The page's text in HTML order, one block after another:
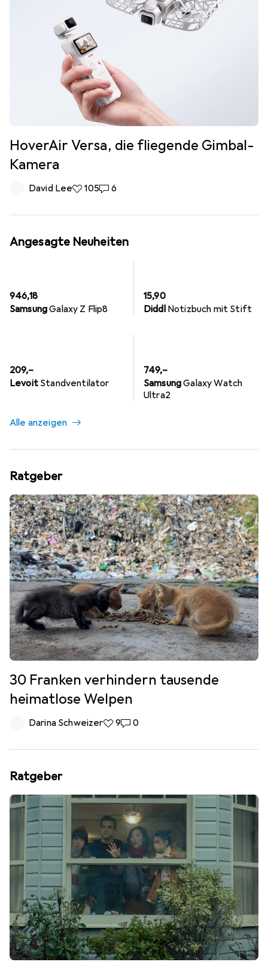
HoverAir Versa, die fliegende Gimbal-
Kamera
David Lee105 Likes
1056 Kommentare
6
Angesagte Neuheiten
EUR
946,18
SamsungGalaxy Z Flip8
EUR
15,90
Diddl Notizbuch mit Stift
EUR
209,–
Levoit Standventilator
EUR
749,–
SamsungGalaxy Watch
Ultra2
Alle anzeigen
Ratgeber
30 Franken verhindern tausende
heimatlose Welpen
Darina Schweizer9 Likes
90 Kommentare
0
Ratgeber